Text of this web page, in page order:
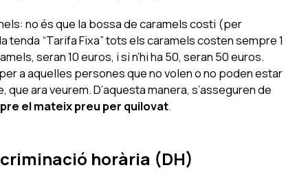
no és que la bossa de caramels costi (per
tenda “Tarifa Fixa” tots els caramels costen sempre 1
seran 10 euros, i si n’hi ha 50, seran 50 euros.
a aquelles persones que no volen o no poden estar
ara veurem. D’aquesta manera, s’asseguren de
el mateix preu per quilovat.
horària (DH)